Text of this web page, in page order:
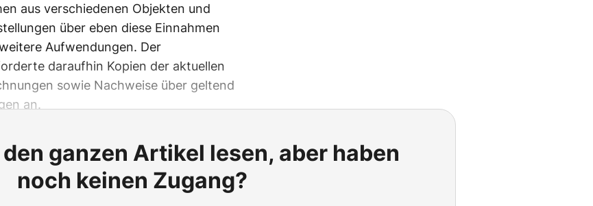
aus verschiedenen Objekten und
über eben diese Einnahmen
Aufwendungen. Der
daraufhin Kopien der aktuellen
sowie Nachweise über geltend
an.
ganzen Artikel lesen, aber haben
noch keinen Zugang?